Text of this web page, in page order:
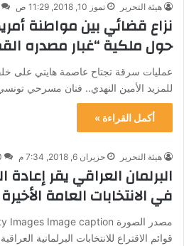
هيئة التحرير تموز 10, 2018, 11:29 ص
نزاع قضائي بين مواطنة
حول ملكية “غبار مصدره
عمليات سرقة تجتاح عاصمة هايتي على
للمزيد الأمين النهدي.. فنان مسرحي
أكمل القراءة »
هيئة التحرير حزيران 6, 2018, 7:34 م
البرلمان العراقي يقر إعادة
في الانتخابات العامة
قوائم الاقتراع للانتخابات البرلمانية